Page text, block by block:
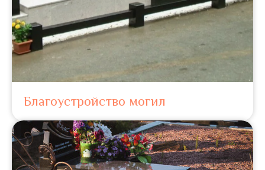
Благоустройство могил